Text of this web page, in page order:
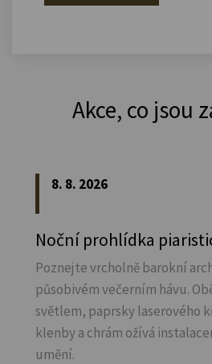
Akce, co jsou
8. 8. 2026
Noční prohlídka
Poznejte vrcholně barokní
působivém večerním hávu.
světlem, paprsky laserového
klenby a chrám ožívá
umění.